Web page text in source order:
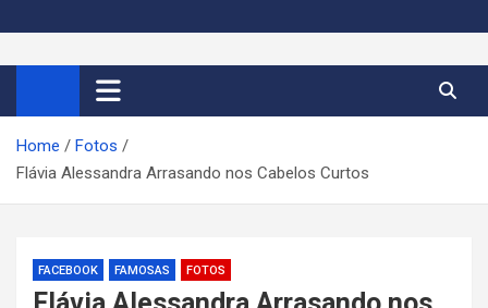
i
t
o
Cortes de Cabelo Curto
Feminino 2026
Moda e tendências dos cabelos curtos femininos 2026
Home
Fotos
Flávia Alessandra Arrasando nos Cabelos Curtos
FACEBOOK FAMOSAS FOTOS